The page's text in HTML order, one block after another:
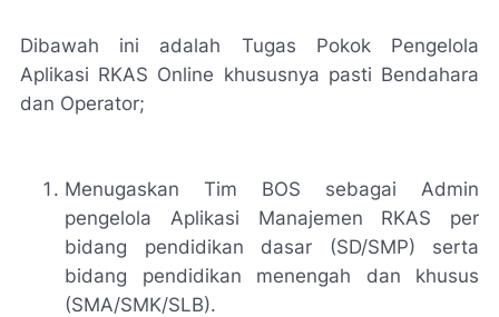
Dibawah ini adalah Tugas Pokok Pengelola
Aplikasi RKAS Online khususnya pasti Bendahara
dan Operator;
Menugaskan Tim BOS sebagai Admin
pengelola Aplikasi Manajemen RKAS per
bidang pendidikan dasar (SD/SMP) serta
bidang pendidikan menengah dan khusus
(SMA/SMK/SLB).